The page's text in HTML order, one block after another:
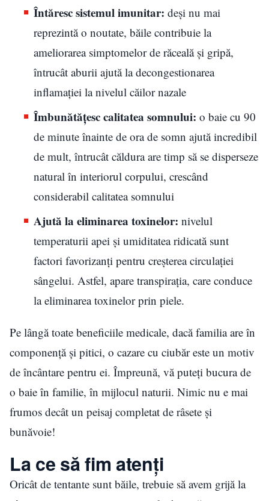
Întăresc sistemul imunitar: deși nu mai
reprezintă o noutate, băile contribuie la
ameliorarea simptomelor de răceală și gripă,
întrucât aburii ajută la decongestionarea
inflamației la nivelul căilor nazale
Îmbunătățesc calitatea somnului: o baie cu 90
de minute înainte de ora de somn ajută incredibil
de mult, întrucât căldura are timp să se disperseze
natural în interiorul corpului, crescând
considerabil calitatea somnului
Ajută la eliminarea toxinelor: nivelul
temperaturii apei și umiditatea ridicată sunt
factori favorizanți pentru creșterea circulației
sângelui. Astfel, apare transpirația, care conduce
la eliminarea toxinelor prin piele.
Pe lângă toate beneficiile medicale, dacă familia are în
componență și pitici, o cazare cu ciubăr este un motiv
de încântare pentru ei. Împreună, vă puteți bucura de
o baie în familie, în mijlocul naturii. Nimic nu e mai
frumos decât un peisaj completat de râsete și
bunăvoie!
La ce să fim atenți
Oricât de tentante sunt băile, trebuie să avem grijă la